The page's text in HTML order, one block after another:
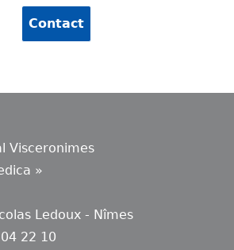
Contact
Visceronimes
»
Ledoux - Nîmes
22 10